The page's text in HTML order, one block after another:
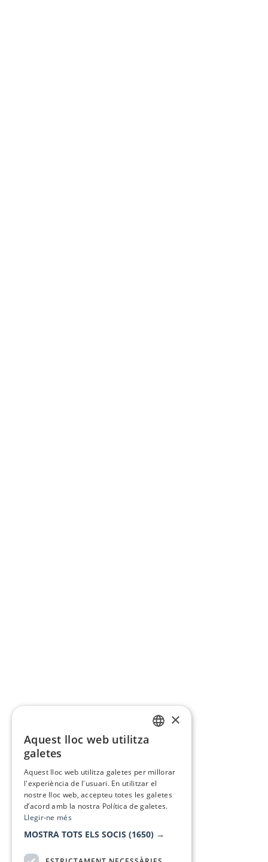
×
Aquest lloc web utilitza
galetes
Aquest lloc web utilitza galetes per millorar
l'experiència de l'usuari. En utilitzar el
nostre lloc web, accepteu totes les galetes
d’acord amb la nostra Política de galetes.
Llegir-ne més
MOSTRA TOTS ELS SOCIS (1650) →